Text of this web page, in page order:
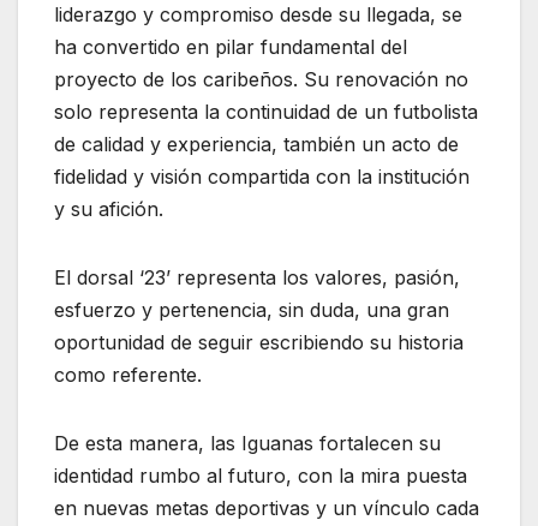
liderazgo y compromiso desde su llegada, se
ha convertido en pilar fundamental del
proyecto de los caribeños. Su renovación no
solo representa la continuidad de un futbolista
de calidad y experiencia, también un acto de
fidelidad y visión compartida con la institución
y su afición.
El dorsal ‘23’ representa los valores, pasión,
esfuerzo y pertenencia, sin duda, una gran
oportunidad de seguir escribiendo su historia
como referente.
De esta manera, las Iguanas fortalecen su
identidad rumbo al futuro, con la mira puesta
en nuevas metas deportivas y un vínculo cada